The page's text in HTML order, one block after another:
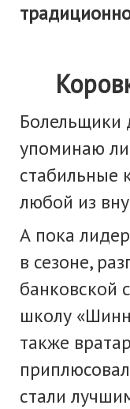
Болельщики
упоминаю
стабильные
любой из
А пока
в сезоне,
банковской
школу
также
стали